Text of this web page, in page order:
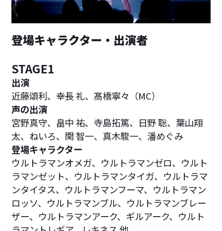
登場キャラクター・出演者
STAGE1
出演
近藤頌利、幸長 礼、髙橋寧々（MC）
声の出演
宮野真守、畠中 祐、寺島拓篤、日野 聡、葉山翔
太、ねいろ、関 智一、真木駿一、潘めぐみ
登場キャラクター
ウルトラマンオメガ、ウルトラマンゼロ、ウルト
ラマンゼット、ウルトラマンタイガ、ウルトラマ
ンタイタス、ウルトラマンフーマ、ウルトラマン
ロッソ、ウルトラマンブル、ウルトラマンブレー
ザー、ウルトラマンアーク、ギルアーク、ウルト